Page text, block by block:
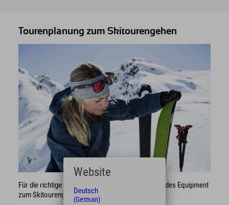
Tourenplanung zum Skitourengehen
Für die richtige Tourenplanung brauchst Du folgendes Equipment
zum Skitourengehen:
Website
Deutsch
(German)